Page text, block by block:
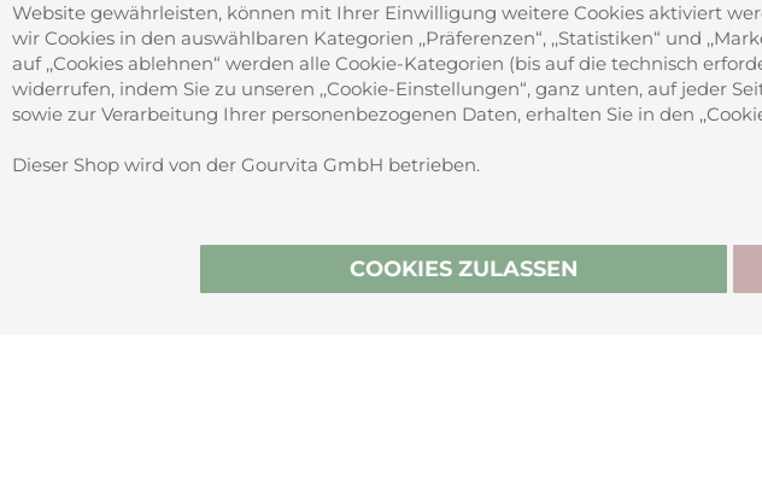
SICHER ZAHLEN
Vertrag widerrufen
Website gewährleisten, können mit Ihrer Einwilligung weitere Cookies aktiviert
wir Cookies in den auswählbaren Kategorien ,,Präferenzen“, ,,Statistiken“ und
auf ,,Cookies ablehnen“ werden alle Cookie-Kategorien (bis auf die technisch
widerrufen, indem Sie zu unseren ,,Cookie-Einstellungen“, ganz unten, auf jeder
sowie zur Verarbeitung Ihrer personenbezogenen Daten, erhalten Sie in den
Dieser Shop wird von der Gourvita GmbH betrieben.
COOKIES ZULASSEN